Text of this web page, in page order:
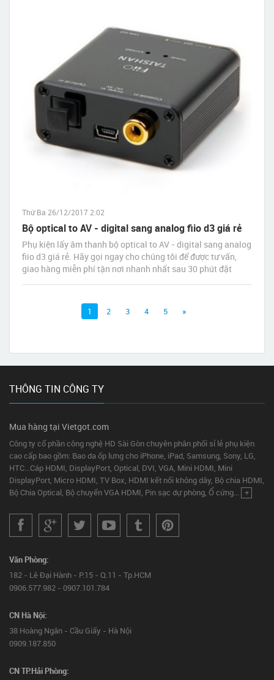
Thứ Ba 26/12/2017 2:02
Bộ optical to AV - digital sang analog fiio d3 giá rẻ
Phụ kiện lấy âm thanh bộ optical to AV - digital sang analog
fiio d3 giá rẻ. Hãy gọi ngay cho chúng tôi để được tư vấn,
giao hàng miễn phí tận nơi nhanh nhất sau 30 phút đặt
1 2 3 4 5 »
THÔNG TIN CÔNG TY
Mua hàng tại Vietgot.com
Công ty cổ phần công nghệ HD Sài Gòn chuyên phân phối sỉ lẻ phụ kiện
cao cấp bao gồm: Bao da ốp lưng cho iPhone, iPad, Samsung, Sony, LG,
HTC...Cáp HDMI, DisplayPort, Optical, DVI, VGA, Mini HDMI, Mini
DisplayPort, Micro HDMI, TV Box, HDMI kết nối không dây, Bộ chia HDMI,
Bộ Chia Optical, Bộ chuyển VGA HDMI, Pin sạc dự phòng, Ổ cứng... +
Văn Phòng:
182 - Lê Đại Hành - P.15 - Q.11 - Tp.HCM
0906.577.982 - 0907.101.784
CN Hà Nội:
38 Hoàng Ngân - Cầu Giấy - Hà Nội
0909.187.850
CN TP.Hải Phòng: